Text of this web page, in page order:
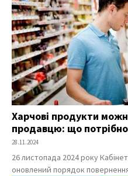
Харчові продукти
продавцю: що
28.11.2024
26 листопада 2024 року
оновлений порядок